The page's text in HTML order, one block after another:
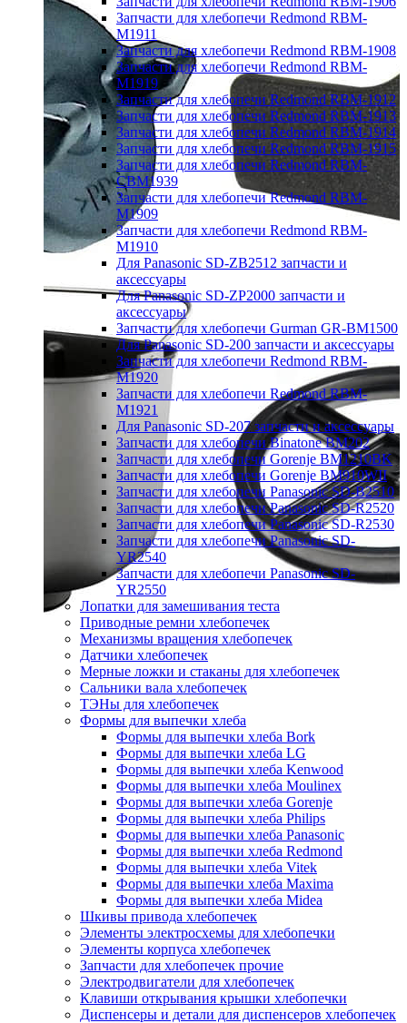
Запчасти для хлебопечи Redmond RBM-
M1911
Запчасти для хлебопечи Redmond RBM-1908
Запчасти для хлебопечи Redmond RBM-
M1919
Запчасти для хлебопечи Redmond RBM-1912
Запчасти для хлебопечи Redmond RBM-1913
Запчасти для хлебопечи Redmond RBM-1914
Запчасти для хлебопечи Redmond RBM-1915
Запчасти для хлебопечи Redmond RBM-
CBM1939
Запчасти для хлебопечи Redmond RBM-
M1909
Запчасти для хлебопечи Redmond RBM-
M1910
Для Panasonic SD-ZB2512 запчасти и
аксессуары
Для Panasonic SD-ZP2000 запчасти и
аксессуары
Запчасти для хлебопечи Gurman GR-BM1500
Для Panasonic SD-200 запчасти и аксессуары
Запчасти для хлебопечи Redmond RBM-
M1920
Запчасти для хлебопечи Redmond RBM-
M1921
Для Panasonic SD-207 запчасти и аксессуары
Запчасти для хлебопечи Binatone BM202
Запчасти для хлебопечи Gorenje BM1210BK
Запчасти для хлебопечи Gorenje BM910WII
Запчасти для хлебопечи Panasonic SD-B2510
Запчасти для хлебопечи Panasonic SD-R2520
Запчасти для хлебопечи Panasonic SD-R2530
Запчасти для хлебопечи Panasonic SD-
YR2540
Запчасти для хлебопечи Panasonic SD-
YR2550
Лопатки для замешивания теста
Приводные ремни хлебопечек
Механизмы вращения хлебопечек
Датчики хлебопечек
Мерные ложки и стаканы для хлебопечек
Сальники вала хлебопечек
ТЭНы для хлебопечек
Формы для выпечки хлеба
Формы для выпечки хлеба Bork
Формы для выпечки хлеба LG
Формы для выпечки хлеба Kenwood
Формы для выпечки хлеба Moulinex
Формы для выпечки хлеба Gorenje
Формы для выпечки хлеба Philips
Формы для выпечки хлеба Panasonic
Формы для выпечки хлеба Redmond
Формы для выпечки хлеба Vitek
Формы для выпечки хлеба Maxima
Формы для выпечки хлеба Midea
Шкивы привода хлебопечек
Элементы электросхемы для хлебопечки
Элементы корпуса хлебопечек
Запчасти для хлебопечек прочие
Электродвигатели для хлебопечек
Клавиши открывания крышки хлебопечки
Диспенсеры и детали для диспенсеров хлебопечек